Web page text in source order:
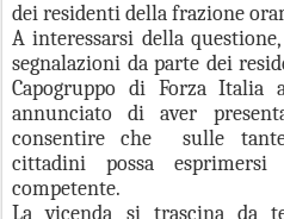
dei residenti della frazione
A interessarsi della
segnalazioni da parte dei
Capogruppo di Forza Italia
annunciato di aver
consentire che
sulle
cittadini possa esprimersi
competente.
La vicenda si trascina da